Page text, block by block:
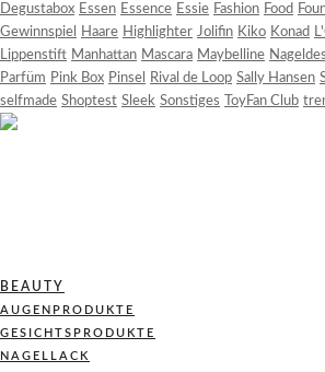
Degustabox Essen Essence Essie Fashion Food
Gewinnspiel
Haare Highlighter Jolifin Kiko Konad
Lippenstift Manhattan Mascara Maybelline
Parfüm Pink Box Pinsel Rival de Loop Sally Hansen
selfmade Shoptest Sleek Sonstiges ToyFan Club
BEAUTY
AUGENPRODUKTE
GESICHTSPRODUKTE
NAGELLACK